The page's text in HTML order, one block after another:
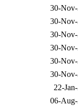
30-
30-
30-
30-
30-
30-
22-
06-